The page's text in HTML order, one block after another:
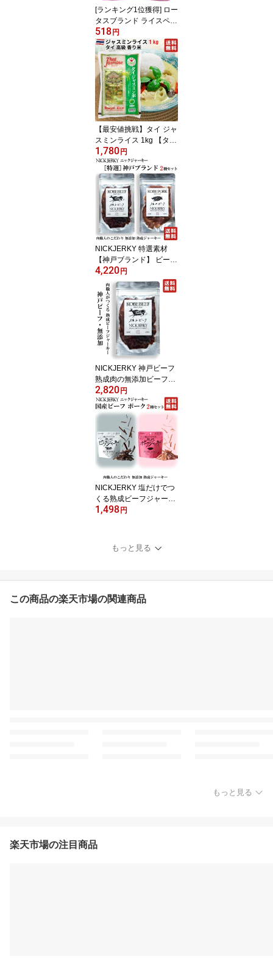
[ランキング1位獲得] ロー
タスブランド ライスペー
パー 生春巻きの皮 22cm
150g 巻きやすい極薄タ
イプ 【TV番組で紹介さ
れた ベストBuyライスペ
ーパー】 米粉 グルテン
フリー 添加物不使用 フ
ルーツ生春巻きにも最適
518円
【最安値挑戦】タイ ジャ
スミンライス 1kg 【タイ
料理、チャーハン、カレ
ー、ガパオなどに】タイ
政府認証品 香り米 Jasmi
ne rice タイ ジャスミン
米 エスニック料理 ゴー
ルデンロータス
1,780円
NICKJERKY 特選素材
【神戸ブランド】 ビーフ
ジャーキー、ポークジャ
ーキー 食べ比べセット
各20g (計2袋) ニックジ
ャーキー 国内トップブラ
ンド肉のジャーキーセッ
ト 国産 国内産 神戸 牛 豚
4,220円
NICKJERKY 神戸ビーフ
熟成肉の無添加ビーフジ
ャーキー 20g (1袋) ニッ
クジャーキー KOBE BEE
F 国産 国内産 神戸 牛
2,820円
NICKJERKY 塩だけでつ
くる熟成ビーフジャーキ
ー ポークジャーキー セ
淡路島の天然塩だけでつ
くる濃厚な味わいのジャ
1,498円
もっと見る
この商品の楽天市場の関連商品
もっと見る
楽天市場の注目商品